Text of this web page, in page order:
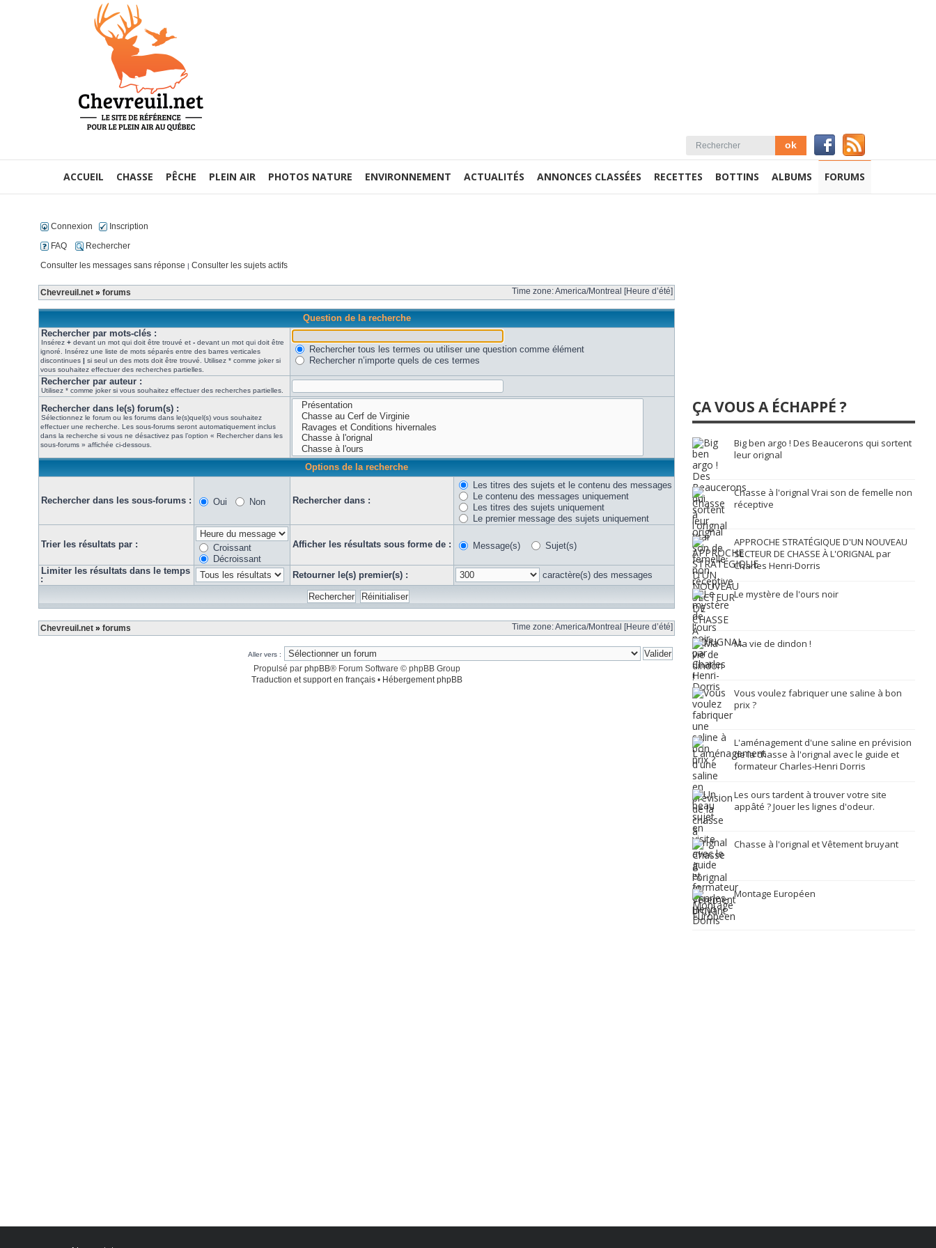
ACCUEIL CHASSE PÊCHE PLEIN AIR PHOTOS NATURE ENVIRONNEMENT ACTUALITÉS ANNONCES CLASSÉES RECETTES BOTTINS ALBUMS FORUMS
Connexion
Inscription
FAQ
Rechercher
Consulter les messages sans réponse | Consulter les sujets actifs
Chevreuil.net » forums Time zone: America/Montreal [Heure d’été]
Question de la recherche
Rechercher par mots-clés :
Insérez + devant un mot qui doit être trouvé et - devant un mot qui doit être
ignoré. Insérez une liste de mots séparés entre des barres verticales
discontinues | si seul un des mots doit être trouvé. Utilisez * comme joker si
vous souhaitez effectuer des recherches partielles.
Rechercher tous les termes ou utiliser une question comme élément
Rechercher n’importe quels de ces termes
Rechercher par auteur :
Utilisez * comme joker si vous souhaitez effectuer des recherches partielles.
Rechercher dans le(s) forum(s) :
Sélectionnez le forum ou les forums dans le(s)quel(s) vous souhaitez
effectuer une recherche. Les sous-forums seront automatiquement inclus
dans la recherche si vous ne désactivez pas l’option « Rechercher dans les
sous-forums » affichée ci-dessous.
Options de la recherche
Rechercher dans les sous-forums : Oui Non Rechercher dans :
Les titres des sujets et le contenu des messages
Le contenu des messages uniquement
Les titres des sujets uniquement
Le premier message des sujets uniquement
Trier les résultats par :
Croissant
Décroissant
Afficher les résultats sous forme de : Message(s) Sujet(s)
Limiter les résultats dans le temps
:
Retourner le(s) premier(s) : caractère(s) des messages
Chevreuil.net » forums Time zone: America/Montreal [Heure d’été]
Aller vers :
Propulsé par phpBB® Forum Software © phpBB Group
Traduction et support en français• Hébergement phpBB
ÇA VOUS A ÉCHAPPÉ ?
Big ben argo ! Des Beaucerons qui sortent
leur orignal
Chasse à l'orignal Vrai son de femelle non
réceptive
APPROCHE STRATÉGIQUE D'UN NOUVEAU
SECTEUR DE CHASSE À L'ORIGNAL par
Charles Henri-Dorris
Le mystère de l'ours noir
Ma vie de dindon !
Vous voulez fabriquer une saline à bon
prix ?
L'aménagement d'une saline en prévision
de la chasse à l'orignal avec le guide et
formateur Charles-Henri Dorris
Les ours tardent à trouver votre site
appâté ? Jouer les lignes d'odeur.
Chasse à l'orignal et Vêtement bruyant
Montage Européen